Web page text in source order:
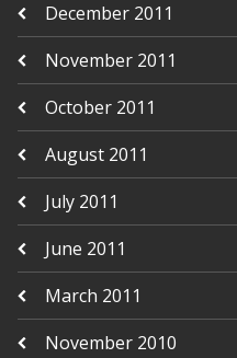
December 2011
November 2011
October 2011
August 2011
July 2011
June 2011
March 2011
November 2010